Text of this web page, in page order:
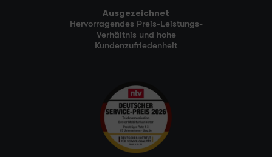
Ausgezeichnet
Hervorragendes Preis-Leistungs-
Verhältnis und hohe
Kundenzufriedenheit